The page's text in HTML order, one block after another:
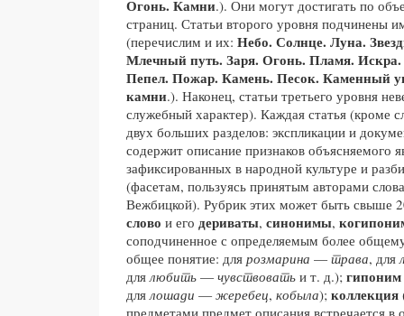
Огонь. Камни.). Они могут достигать по
страниц. Статьи второго уровня подчинены
(перечислим и их: Небо. Солнце. Луна.
Млечный путь. Заря. Огонь. Пламя.
Пепел. Пожар. Камень. Песок. Каменный
камни.). Наконец, статьи третьего уровня
служебный характер). Каждая статья (кроме
двух больших разделов: экспликации и
содержит описание признаков объясняемого
зафиксированных в народной культуре и
(фасетам, пользуясь принятым авторами
Вежбицкой). Рубрик этих может быть свыше
слово и его дериваты, синонимы,
соподчиненное с определяемым более
общее понятие: для розмарина — трава, для
для любить — чувствовать и т. д.); гипоним
для лошади — жеребец, кобыла); коллекция
предметами предмет описания встречается